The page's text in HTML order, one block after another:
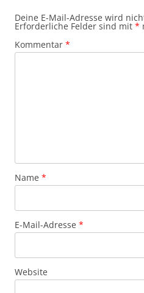
Deine E-Mail-Adresse wird
Erforderliche Felder sind mit *
Kommentar *
Name *
E-Mail-Adresse *
Website